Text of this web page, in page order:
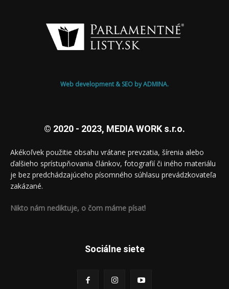
Web development & SEO by ADMINA.
© 2020 - 2023, MEDIA WORK s.r.o.
Akékoľvek použitie obsahu vrátane prevzatia, šírenia alebo
ďalšieho sprístupňovania článkov, fotografií či iného materiálu
je bez predchádzajúceho písomného súhlasu prevádzkovateľa
zakázané.
Nikto nám nediktuje, o čom máme písať!
Sociálne siete